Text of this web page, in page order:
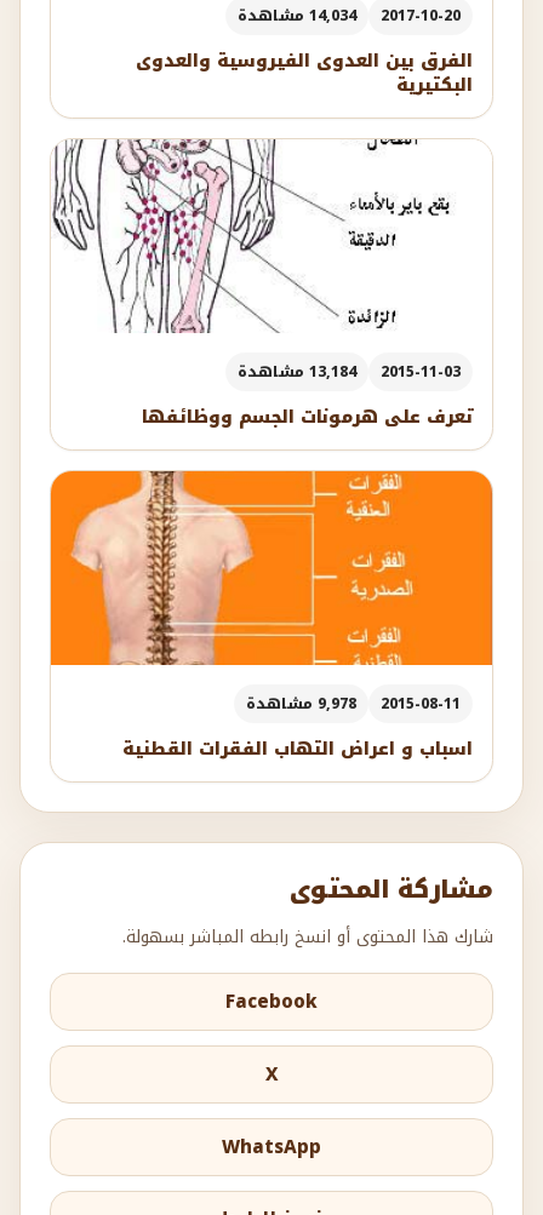
2017-10-20 14,034 مشاهدة
الفرق بين العدوى الفيروسية والعدوى
البكتيرية
2015-11-03 13,184 مشاهدة
تعرف على هرمونات الجسم ووظائفها
2015-08-11 9,978 مشاهدة
اسباب و اعراض التهاب الفقرات القطنية
مشاركة المحتوى
شارك هذا المحتوى أو انسخ رابطه المباشر بسهولة.
Facebook
X
WhatsApp